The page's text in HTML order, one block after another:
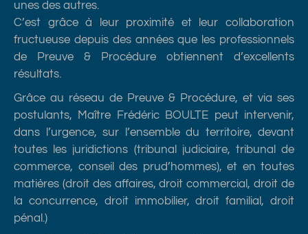
unes des autres.
C’est grâce à leur proximité et leur collaboration
fructueuse depuis des années que les professionnels
de Preuve & Procédure obtiennent d’excellents
résultats.
Grâce au réseau de Preuve & Procédure, et via ses
postulants, Maître Frédéric BOULTE peut intervenir,
dans l’urgence, sur l’ensemble du territoire, devant
toutes les juridictions (tribunal judiciaire, tribunal de
commerce, conseil des prud’hommes), et en toutes
matières (droit des affaires, droit commercial, droit de
la concurrence, droit immobilier, droit familial, droit
pénal.)